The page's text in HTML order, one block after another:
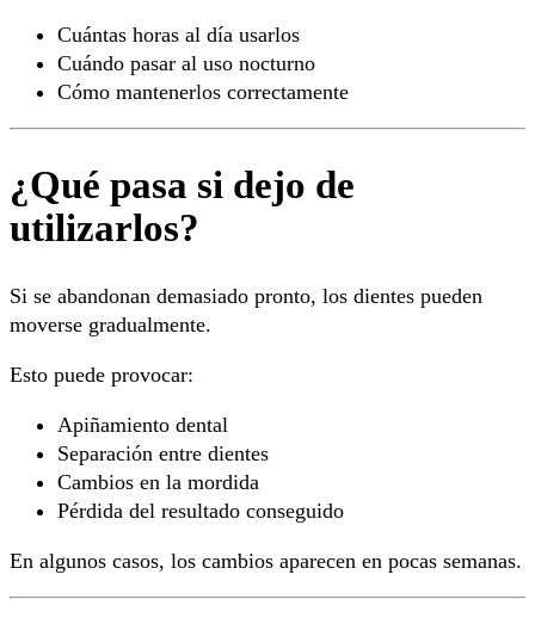
Cuántas horas al día usarlos
Cuándo pasar al uso nocturno
Cómo mantenerlos correctamente
¿Qué pasa si dejo de
utilizarlos?
Si se abandonan demasiado pronto, los dientes pueden
moverse gradualmente.
Esto puede provocar:
Apiñamiento dental
Separación entre dientes
Cambios en la mordida
Pérdida del resultado conseguido
En algunos casos, los cambios aparecen en pocas semanas.